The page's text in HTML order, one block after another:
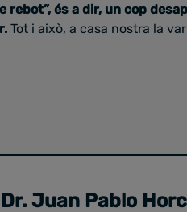
rebot”, és a dir, un cop
Tot i això, a casa nostra la
Juan Pablo